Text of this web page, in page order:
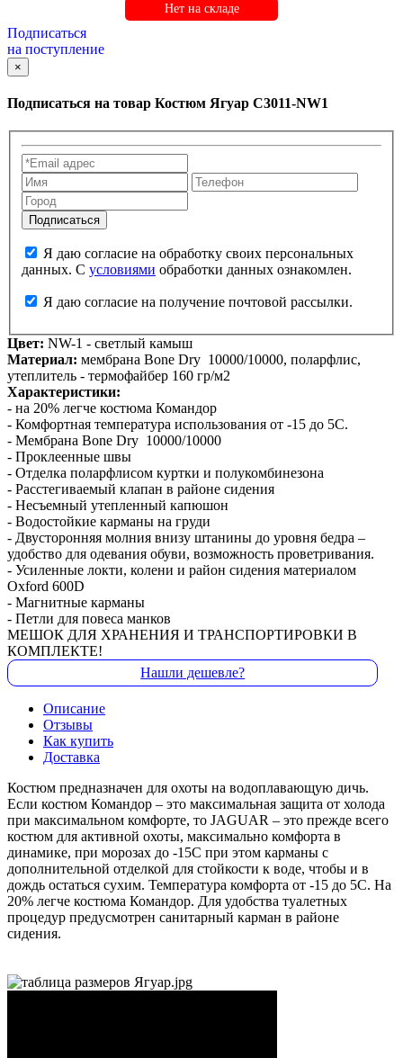
Нет на складе
Подписаться
на поступление
×
Подписаться на товар Костюм Ягуар С3011-NW1
данных. С условиями обработки данных ознакомлен.
Я даю согласие на получение почтовой рассылки.
Цвет: NW-1 - светлый камыш
Материал: мембрана Bone Dry 10000/10000, поларфлис,
утеплитель - термофайбер 160 гр/м2
Характеристики:
- на 20% легче костюма Командор
- Комфортная температура использования от -15 до 5С.
- Мембрана Bone Dry 10000/10000
- Проклеенные швы
- Отделка поларфлисом куртки и полукомбинезона
- Расстегиваемый клапан в районе сидения
- Несъемный утепленный капюшон
- Водостойкие карманы на груди
- Двусторонняя молния внизу штанины до уровня бедра –
удобство для одевания обуви, возможность проветривания.
- Усиленные локти, колени и район сидения материалом
Oxford 600D
- Магнитные карманы
- Петли для повеса манков
МЕШОК ДЛЯ ХРАНЕНИЯ И ТРАНСПОРТИРОВКИ В
КОМПЛЕКТЕ!
Нашли дешевле?
Описание
Отзывы
Как купить
Доставка
Костюм предназначен для охоты на водоплавающую дичь.
Если костюм Командор – это максимальная защита от холода
при максимальном комфорте, то JAGUAR – это прежде всего
костюм для активной охоты, максимально комфорта в
динамике, при морозах до -15С при этом карманы с
дополнительной отделкой для стойкости к воде, чтобы и в
дождь остаться сухим. Температура комфорта от -15 до 5С. На
20% легче костюма Командор. Для удобства туалетных
процедур предусмотрен санитарный карман в районе
сидения.